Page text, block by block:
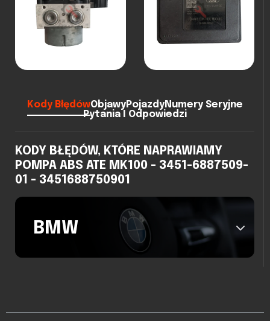
Kody BłędówObjawyPojazdyNumery Seryjne
Pytania I Odpowiedzi
KODY BŁĘDÓW, KTÓRE NAPRAWIAMY
POMPA ABS ATE MK100 - 3451-6887509-
01 - 3451688750901
BMW